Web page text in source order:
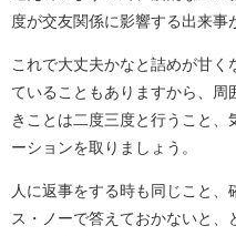
度が交友関係に影響する出来事
これで大丈夫かなと詰めが甘く
ていることもありますから、
きことは二度三度と行うこと
ーションを取りましょう。
人に返事をする時も同じこと
ス・ノーで答えておかないと